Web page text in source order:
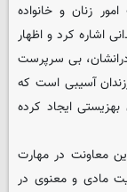
زنان و خانواده
اشاره کرد و اظهار
بی سرپرست
آسیبی است که
ایجاد کرده
معاونت در مهارت
مادی و معنوی در